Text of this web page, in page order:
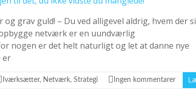
grav guld! – Du ved alligevel aldrig, hvem der
netværk er en uundværlig
nogen er det helt naturligt og let at danne nye
er
Iværksætter, Netværk,Strategi Ingen kommentarer